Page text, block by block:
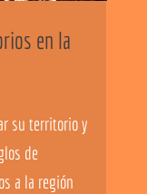
en la
su territorio y
de
a la región